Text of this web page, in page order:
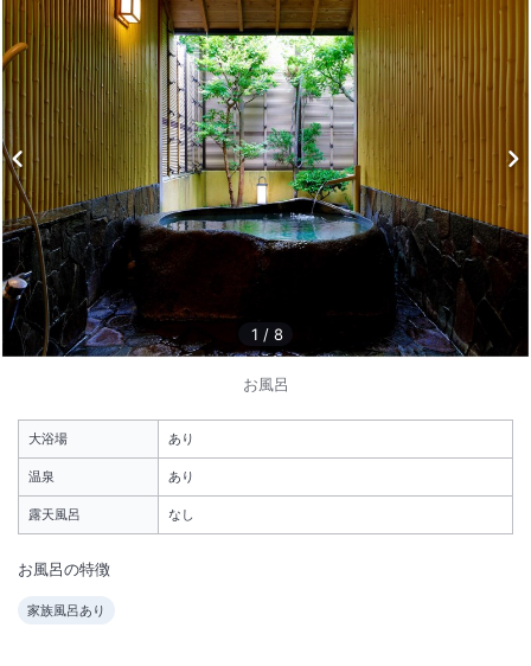
1 /10
外観
伊勢エビと様々な地魚を盛込んだ舟盛と海鮮料理をゆったりと堪能でき
るわずか10室の料理宿。かけ流しの温泉が溢れる3種の無料貸切露天も
人気。
INチェックイン
15:00/ OUT チェック
10:00
1 / 8
お風呂
大浴場 あり
温泉 あり
露天風呂 なし
お風呂の特徴
家族風呂あり